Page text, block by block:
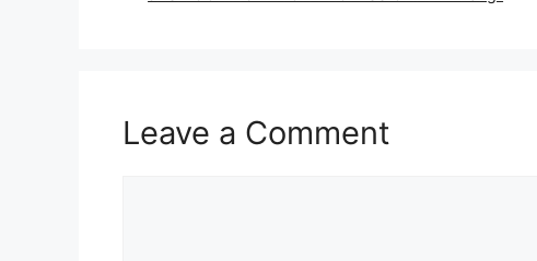
Leave a Comment